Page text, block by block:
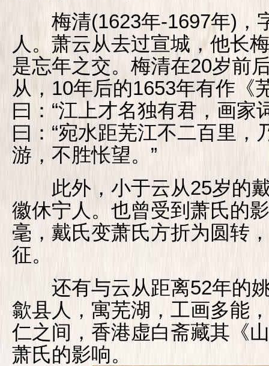
梅清(1623年-1697年)，
人。萧云从去过宣城，他长
是忘年之交。梅清在20岁前
从，10年后的1653年有作《
曰：“江上才名独有君，画家
曰：“宛水距芜江不二百里，
游，不胜怅望。”
此外，小于云从25岁的戴
徽休宁人。也曾受到萧氏的
毫，戴氏变萧氏方折为圆转
征。
还有与云从距离52年的姚
歙县人，寓芜湖，工画多能
仁之间，香港虚白斋藏其《
萧氏的影响。